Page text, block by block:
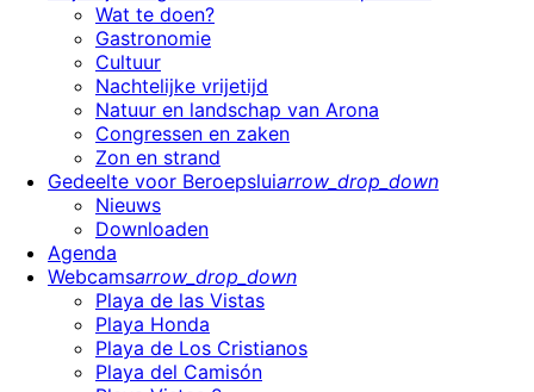
Wat te doen?
Gastronomie
Cultuur
Nachtelijke vrijetijd
Natuur en landschap van Arona
Congressen en zaken
Zon en strand
Gedeelte voor Beroepsluiarrow_drop_down
Nieuws
Downloaden
Agenda
Webcamsarrow_drop_down
Playa de las Vistas
Playa Honda
Playa de Los Cristianos
Playa del Camisón